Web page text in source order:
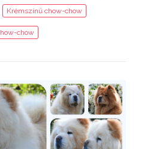
Krémszínű chow-chow
chow